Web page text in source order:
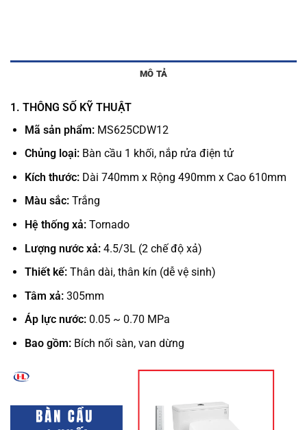
MÔ TẢ
1. THÔNG SỐ KỸ THUẬT
Mã sản phẩm:MS625CDW12
Chủng loại:Bàn cầu 1 khối, nắp rửa điện tử
Kích thước:Dài 740mm x Rộng 490mm x Cao 610mm
Màu sắc:Trắng
Hệ thống xả:Tornado
Lượng nước xả:4.5/3L (2 chế độ xả)
Thiết kế:Thân dài, thân kín (dễ vệ sinh)
Tâm xả:305mm
Áp lực nước:0.05 ~ 0.70 MPa
Bao gồm:Bích nối sàn, van dừng